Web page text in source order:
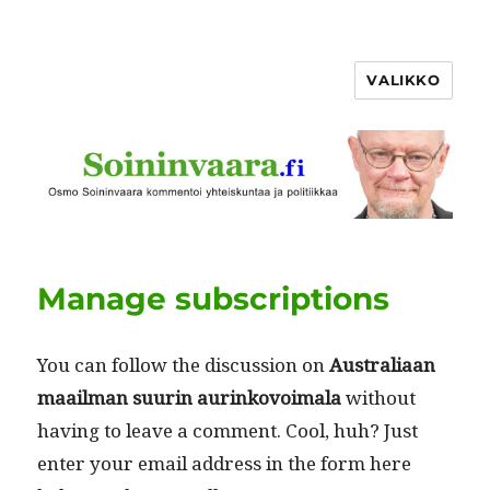
VALIKKO
Manage subscriptions
You can fol­low the dis­cus­sion onAus­trali­aan
maail­man suurin aurinkovoimalawith­out
hav­ing to leave a com­ment. Cool, huh? Just
enter your email address in the form here